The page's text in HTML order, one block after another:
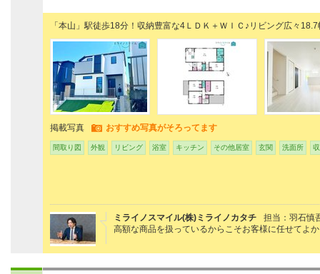
「本山」駅徒歩18分！収納豊富な4ＬＤＫ＋ＷＩＣ♪リビング広々18.7
掲載写真 おすすめ写真がそろってます
間取り図 外観 リビング 浴室 キッチン その他居室 玄関 洗面所
ミライノスマイル(株)ミライノカタチ
担当：羽石慎
高額な商品を扱っているからこそお客様に任せてよ